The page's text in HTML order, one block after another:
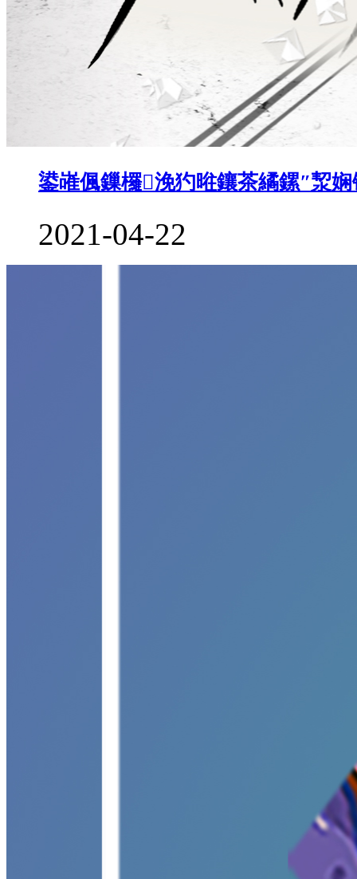
鍙嶉偑鏁欏浼犳暀鑲茶繘鏍″洯
2021-04-22